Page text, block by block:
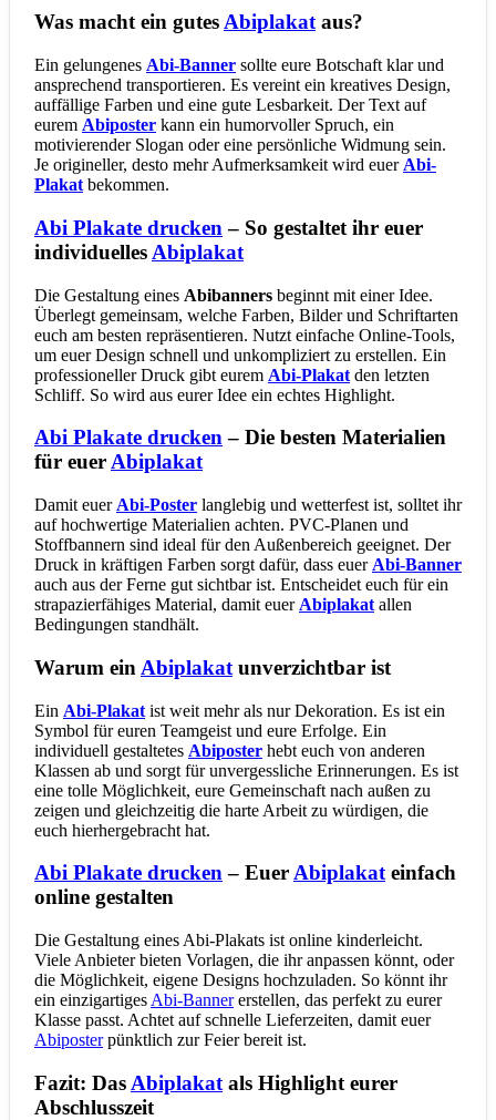
Was macht ein gutesAbiplakataus?
Ein gelungenes Abi-Banner sollte eure Botschaft klar und
ansprechend transportieren. Es vereint ein kreatives Design,
auffällige Farben und eine gute Lesbarkeit. Der Text auf
eurem Abiposter kann ein humorvoller Spruch, ein
motivierender Slogan oder eine persönliche Widmung sein.
Je origineller, desto mehr Aufmerksamkeit wird euer Abi-
Plakat bekommen.
Abi Plakate drucken – So gestaltet ihr euer
individuelles Abiplakat
Die Gestaltung eines Abibanners beginnt mit einer Idee.
Überlegt gemeinsam, welche Farben, Bilder und Schriftarten
euch am besten repräsentieren. Nutzt einfache Online-Tools,
um euer Design schnell und unkompliziert zu erstellen. Ein
professioneller Druck gibt eurem Abi-Plakat den letzten
Schliff. So wird aus eurer Idee ein echtes Highlight.
Abi Plakate drucken– Die besten Materialien
für euerAbiplakat
Damit euer Abi-Poster langlebig und wetterfest ist, solltet ihr
auf hochwertige Materialien achten. PVC-Planen und
Stoffbannern sind ideal für den Außenbereich geeignet. Der
Druck in kräftigen Farben sorgt dafür, dass euer Abi-Banner
auch aus der Ferne gut sichtbar ist. Entscheidet euch für ein
strapazierfähiges Material, damit euer Abiplakat allen
Bedingungen standhält.
Warum ein Abiplakat unverzichtbar ist
Ein Abi-Plakat ist weit mehr als nur Dekoration. Es ist ein
Symbol für euren Teamgeist und eure Erfolge. Ein
individuell gestaltetes Abiposter hebt euch von anderen
Klassen ab und sorgt für unvergessliche Erinnerungen. Es ist
eine tolle Möglichkeit, eure Gemeinschaft nach außen zu
zeigen und gleichzeitig die harte Arbeit zu würdigen, die
euch hierhergebracht hat.
Abi Plakate drucken– EuerAbiplakateinfach
online gestalten
Die Gestaltung eines Abi-Plakats ist online kinderleicht.
Viele Anbieter bieten Vorlagen, die ihr anpassen könnt, oder
die Möglichkeit, eigene Designs hochzuladen. So könnt ihr
ein einzigartiges Abi-Bannererstellen, das perfekt zu eurer
Klasse passt. Achtet auf schnelle Lieferzeiten, damit euer
Abiposterpünktlich zur Feier bereit ist.
Fazit: Das Abiplakat als Highlight eurer
Abschlusszeit